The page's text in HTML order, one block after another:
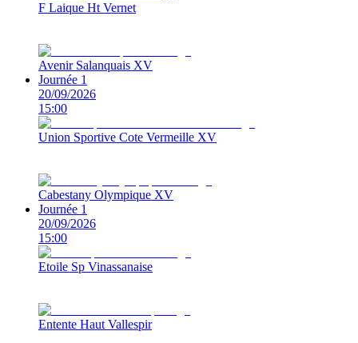
F Laique Ht Vernet
Avenir Salanquais XV
Journée 1
20/09/2026
15:00
Union Sportive Cote Vermeille XV
Cabestany Olympique XV
Journée 1
20/09/2026
15:00
Etoile Sp Vinassanaise
Entente Haut Vallespir